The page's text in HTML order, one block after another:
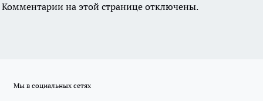
Комментарии на этой странице отключены.
Мы в социальных сетях